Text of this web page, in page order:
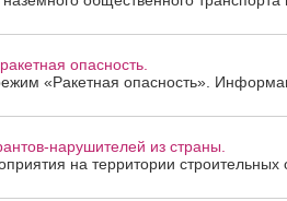
опасность.
«Ракетная опасность».
нарушителей из страны.
на территории строительных